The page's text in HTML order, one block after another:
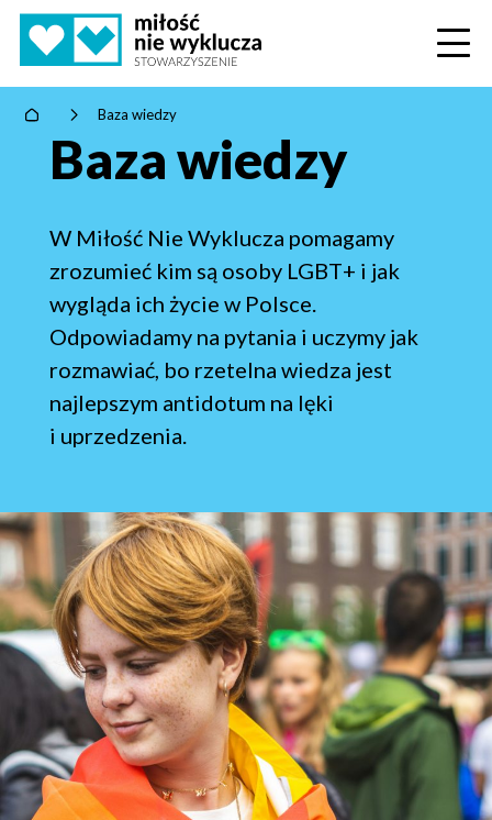
Home > Baza wiedzy
Baza wiedzy
W Miłość Nie Wyklucza pomagamy
zrozumieć kim są osoby LGBT+ i jak
wygląda ich życie w Polsce.
Odpowiadamy na pytania i uczymy jak
rozmawiać, bo rzetelna wiedza jest
najlepszym antidotum na lęki
i uprzedzenia.